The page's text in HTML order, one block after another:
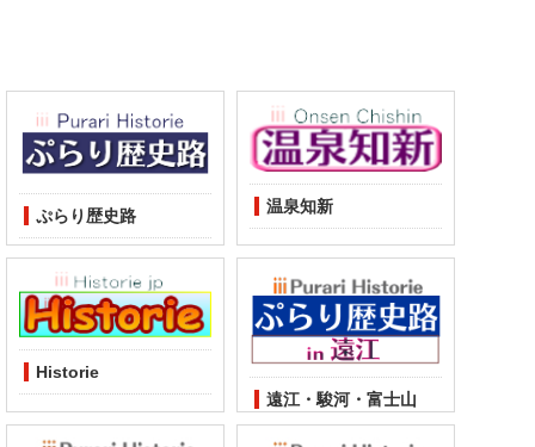
ぷらり歴史路
温泉知新
Historie
遠江・駿河・富士山